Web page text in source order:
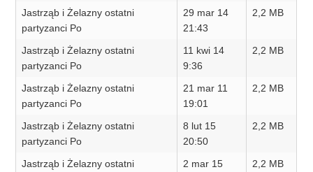
Jastrząb i Żelazny ostatni
partyzanci Po
29 mar 14
21:43
2,2 MB
Jastrząb i Żelazny ostatni
partyzanci Po
11 kwi 14
9:36
2,2 MB
Jastrząb i Żelazny ostatni
partyzanci Po
21 mar 11
19:01
2,2 MB
Jastrząb i Żelazny ostatni
partyzanci Po
8 lut 15
20:50
2,2 MB
Jastrząb i Żelazny ostatni
2 mar 15
2,2 MB